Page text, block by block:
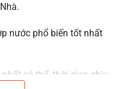
nước phổ biến tốt nhất
có thể, thời gian chịu